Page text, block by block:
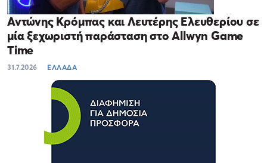
Αντώνης Κρόμπας και Λευτέρης Ελευθερίου σε
μία ξεχωριστή παράσταση στο Allwyn Game
Time
31.7.2026 ΕΛΛΑΔΑ